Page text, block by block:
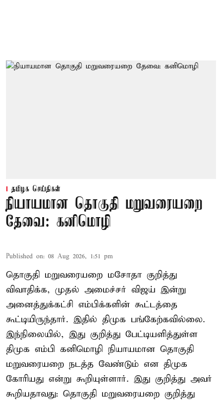
தமிழக செய்திகள்
நியாயமான தொகுதி மறுவரையறை
தேவை: கனிமொழி
Published on: 08 Aug 2026, 1:51 pm
தொகுதி மறுவரையறை மசோதா குறித்து
விவாதிக்க, முதல் அமைச்சர் விஜய் இன்று
அனைத்துக்கட்சி எம்பிக்களின் கூட்டத்தை
கூட்டியிருந்தார். இதில் திமுக பங்கேற்கவில்லை.
இந்நிலையில், இது குறித்து பேட்டியளித்துள்ள
திமுக எம்பி கனிமொழி நியாயமான தொகுதி
மறுவரையறை நடத்த வேண்டும் என திமுக
கோரியது என்று கூறியுள்ளார். இது குறித்து அவர்
கூறியதாவது: தொகுதி மறுவரையறை குறித்து